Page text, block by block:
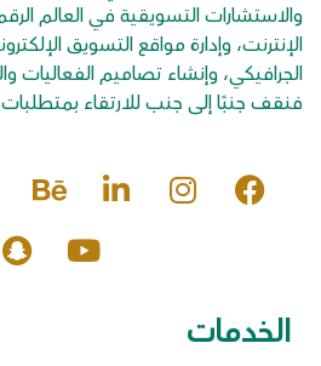
والاستشارات التسويقية في العالم
الإنترنت، وإدارة مواقع التسويق
الجرافيكي، وإنشاء تصاميم الفعاليات
فنقف جنبًا إلى جنب للارتقاء بمتطلبات
الخدمات